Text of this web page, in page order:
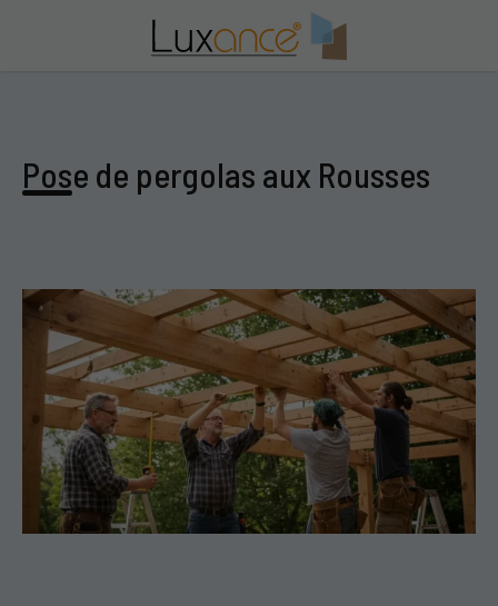
Pose de pergolas aux Rousses